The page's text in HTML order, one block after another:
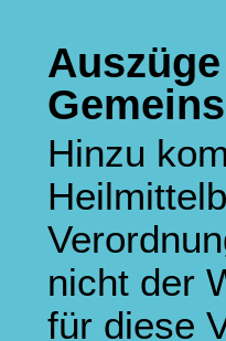
Hinzu
nicht der
für diese